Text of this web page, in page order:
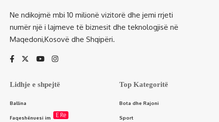
Ne ndikojmë mbi 10 milionë vizitorë dhe jemi rrjeti
numër një i lajmeve të biznesit dhe teknologjisë në
Maqedoni,Kosovë dhe Shqipëri.
Lidhje e shpejtë
Ballina
Faqeshënuesi im E Re
Top Kategoritë
Bota dhe Rajoni
Sport